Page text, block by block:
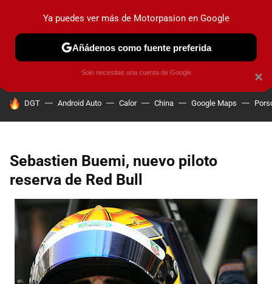
PRUEBAS COCHES ELÉCTRICOS OBSERVATORIO
HOY SE HABLA DE
DGT Android Auto Calor China Google Maps
Sebastien Buemi, nuevo piloto
reserva de Red Bull
×
Ya puedes ver más de Motorpasion en Google
Añádenos como fuente preferida
Solo necesitas una cuenta de Google